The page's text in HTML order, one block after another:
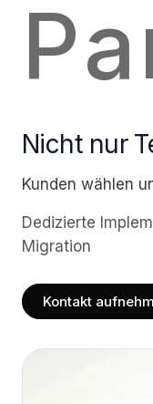
Nicht nur
Kunden wählen
Dedizierte
Migration
Kontakt